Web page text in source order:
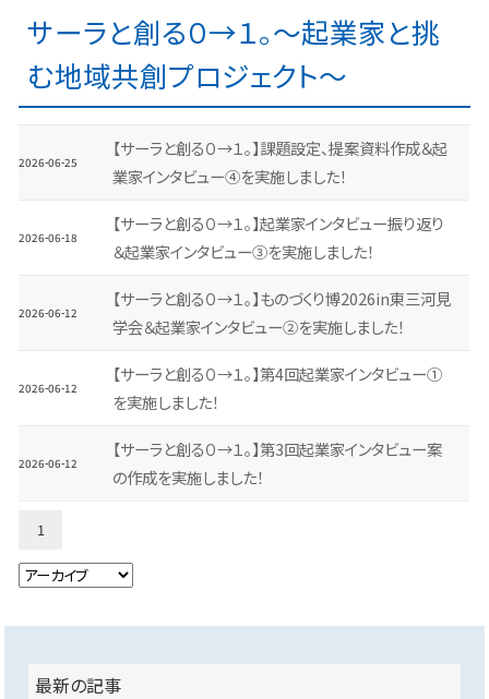
サーラと創る０→１。～起業家と挑
む地域共創プロジェクト～
2026-06-25
【サーラと創る０→１。】課題設定、提案資料作成＆起
業家インタビュー④を実施しました！
2026-06-18
【サーラと創る０→１。】起業家インタビュー振り返り
＆起業家インタビュー③を実施しました！
2026-06-12
【サーラと創る０→１。】ものづくり博2026in東三河見
学会＆起業家インタビュー②を実施しました！
2026-06-12
【サーラと創る０→１。】第4回起業家インタビュー①
を実施しました！
2026-06-12
【サーラと創る０→１。】第3回起業家インタビュー案
の作成を実施しました！
1
最新の記事